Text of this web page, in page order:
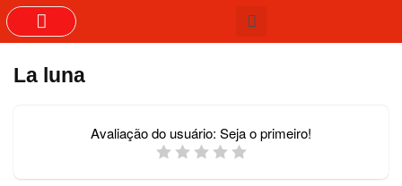
La luna
Avaliação do usuário: Seja o primeiro!